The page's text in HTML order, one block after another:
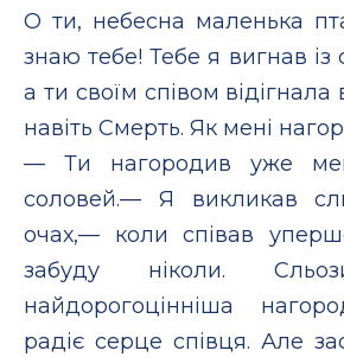
О ти, небесна маленька
знаю тебе! Тебе я вигнав із
а ти своїм співом
навіть Смерть. Як мені
— Ти нагородив уже
соловей.— Я викликав
очах,— коли співав
забуду ніколи.
найдорогоцінніша
радіє серце співця. Але